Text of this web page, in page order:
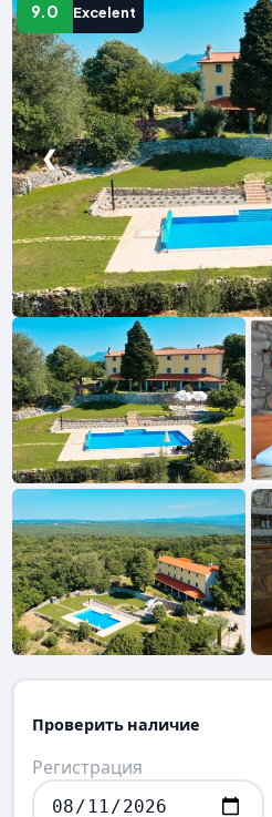
9.0 Excelent
❮
Проверить наличие
Регистрация